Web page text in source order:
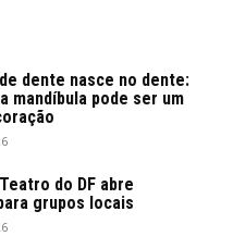
dente nasce no dente:
mandíbula pode ser um
do DF abre
grupos locais